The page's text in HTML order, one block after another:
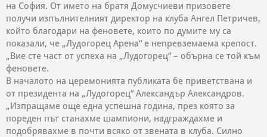
на София. От името на братя Домусчиеви призовете
получи изпълнителният директор на клуба Ангел Петричев,
който благодари на феновете, които по думите му са
показали, че „Лудогорец Арена“ е непревземаема крепост.
„Вие сте част от успеха на „Лудогорец“ – обърна се той към
феновете.
В началото на церемонията публиката бе приветствана и
от президента на „Лудогорец“ Александър Александров.
„Изпращаме още една успешна година, през която за
пореден път станахме шампиони, надграждахме и
подобрявахме в почти всяко от звената в клуба. Силно